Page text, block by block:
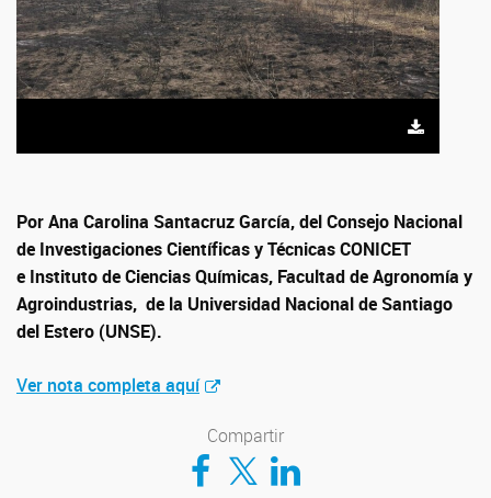
Por Ana Carolina Santacruz García, del Consejo Nacional
de Investigaciones Científicas y Técnicas CONICET
e Instituto de Ciencias Químicas, Facultad de Agronomía y
Agroindustrias, de la Universidad Nacional de Santiago
del Estero (UNSE).
Ver nota completa aquí
Compartir
Compartir en Facebook Compartir en Twitter Compartir en LinkedIn